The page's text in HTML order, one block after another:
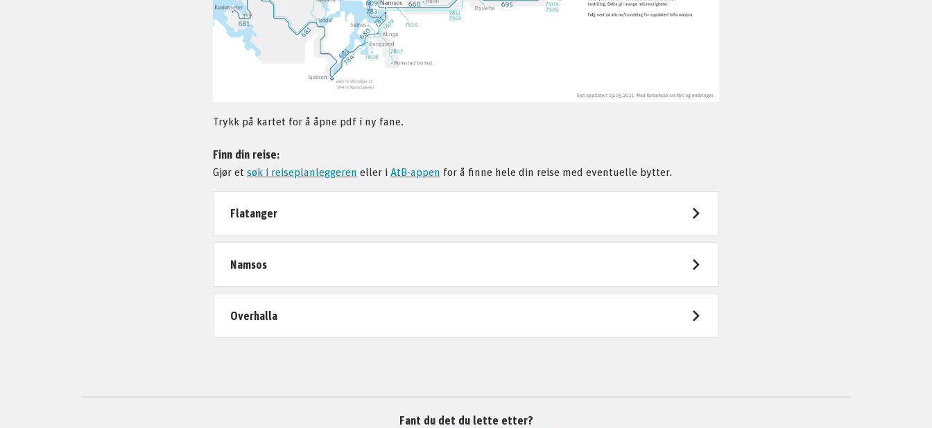
Trykk på kartet for å åpne pdf i ny fane.
Finn din reise:
Gjør et søk i reiseplanleggeren eller i AtB-appen for å finne hele din reise med eventuelle bytter.
Flatanger
Namsos
Overhalla
Fant du det du lette etter?